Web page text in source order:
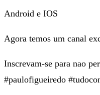
Android e IOS
Agora temos um canal
Inscrevam-se para nao
#paulofigueiredo